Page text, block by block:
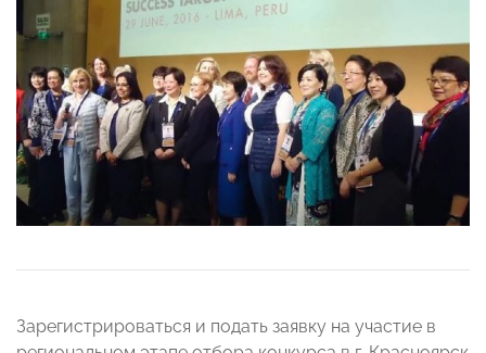
Зарегистрироваться и подать заявку на участие в